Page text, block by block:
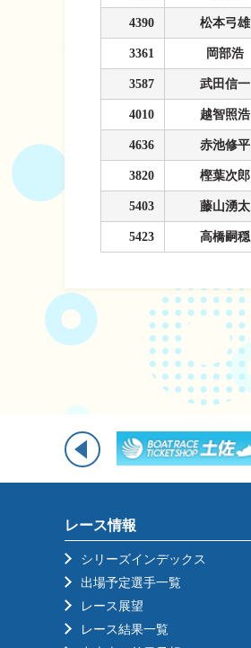
4390 松本弓雄
3361 岡部浩
3587 武田信一
4010 越智照浩
4636 赤池修平
3820 樫葉次郎
5403 藤山湧太
5423 高橋嗣穏
レース情報
シリーズインデックス
出場予定選手一覧
レース展望
レース結果一覧